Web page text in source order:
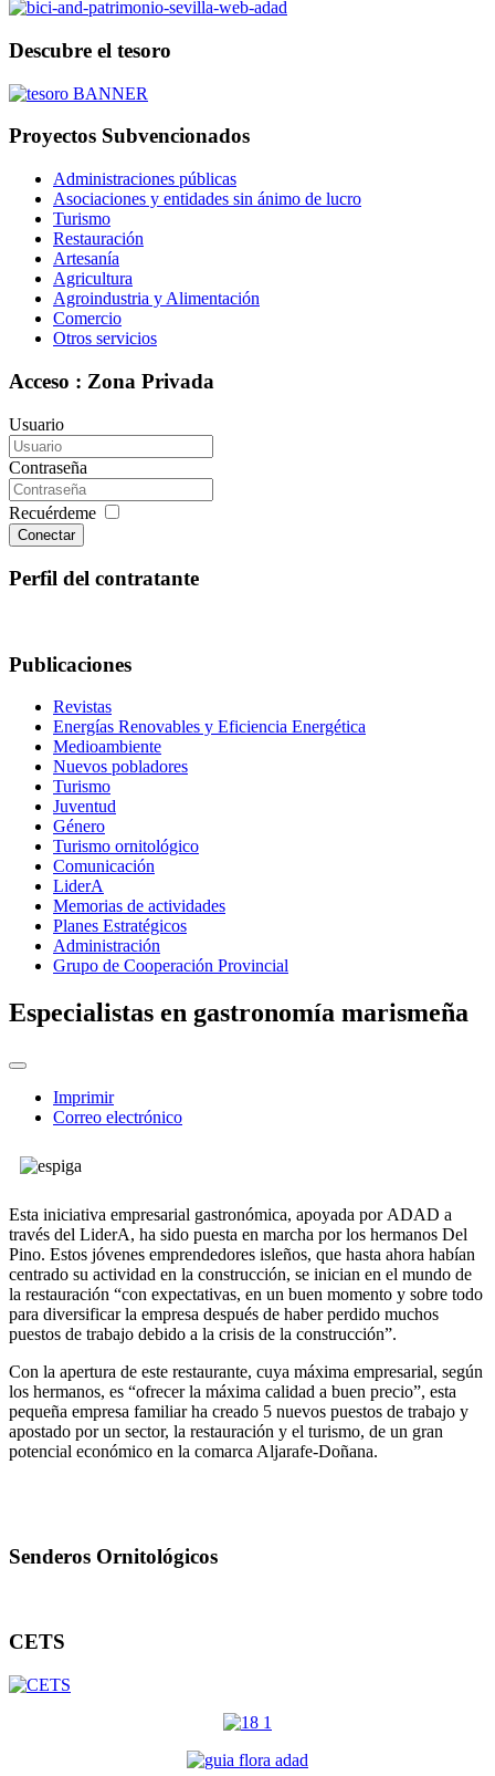
Descubre el tesoro
Proyectos Subvencionados
Administraciones públicas
Asociaciones y entidades sin ánimo de lucro
Turismo
Restauración
Artesanía
Agricultura
Agroindustria y Alimentación
Comercio
Otros servicios
Acceso : Zona Privada
Usuario
Contraseña
Recuérdeme
Conectar
Perfil del contratante
Publicaciones
Revistas
Energías Renovables y Eficiencia Energética
Medioambiente
Nuevos pobladores
Turismo
Juventud
Género
Turismo ornitológico
Comunicación
LiderA
Memorias de actividades
Planes Estratégicos
Administración
Grupo de Cooperación Provincial
Especialistas en gastronomía marismeña
Imprimir
Correo electrónico
Esta iniciativa empresarial gastronómica, apoyada por ADAD a
través del LiderA, ha sido puesta en marcha por los hermanos Del
Pino. Estos jóvenes emprendedores isleños, que hasta ahora habían
centrado su actividad en la construcción, se inician en el mundo de
la restauración “con expectativas, en un buen momento y sobre todo
para diversificar la empresa después de haber perdido muchos
puestos de trabajo debido a la crisis de la construcción”.
Con la apertura de este restaurante, cuya máxima empresarial, según
los hermanos, es “ofrecer la máxima calidad a buen precio”, esta
pequeña empresa familiar ha creado 5 nuevos puestos de trabajo y
apostado por un sector, la restauración y el turismo, de un gran
potencial económico en la comarca Aljarafe-Doñana.
Senderos Ornitológicos
CETS